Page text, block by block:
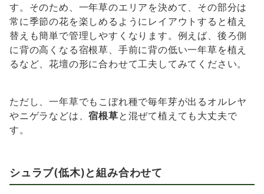
す。そのため、一年草のエリアを決めて、その部分は
常に季節の花を楽しめるようにレイアウトすると植え
替えも簡単で管理しやすくなります。例えば、後ろ側
に背の高くなる宿根草、手前に背の低い一年草を植え
るなど、花壇の形に合わせて工夫してみてください。
ただし、一年草でもこぼれ種で毎年芽が出るオルレヤ
やニゲラなどは、宿根草と混ぜて植えても大丈夫で
す。
シュラブ(低木)と組み合わせて